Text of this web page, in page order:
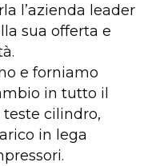
l’azienda leader
sua offerta e
e forniamo
in tutto il
cilindro,
in lega